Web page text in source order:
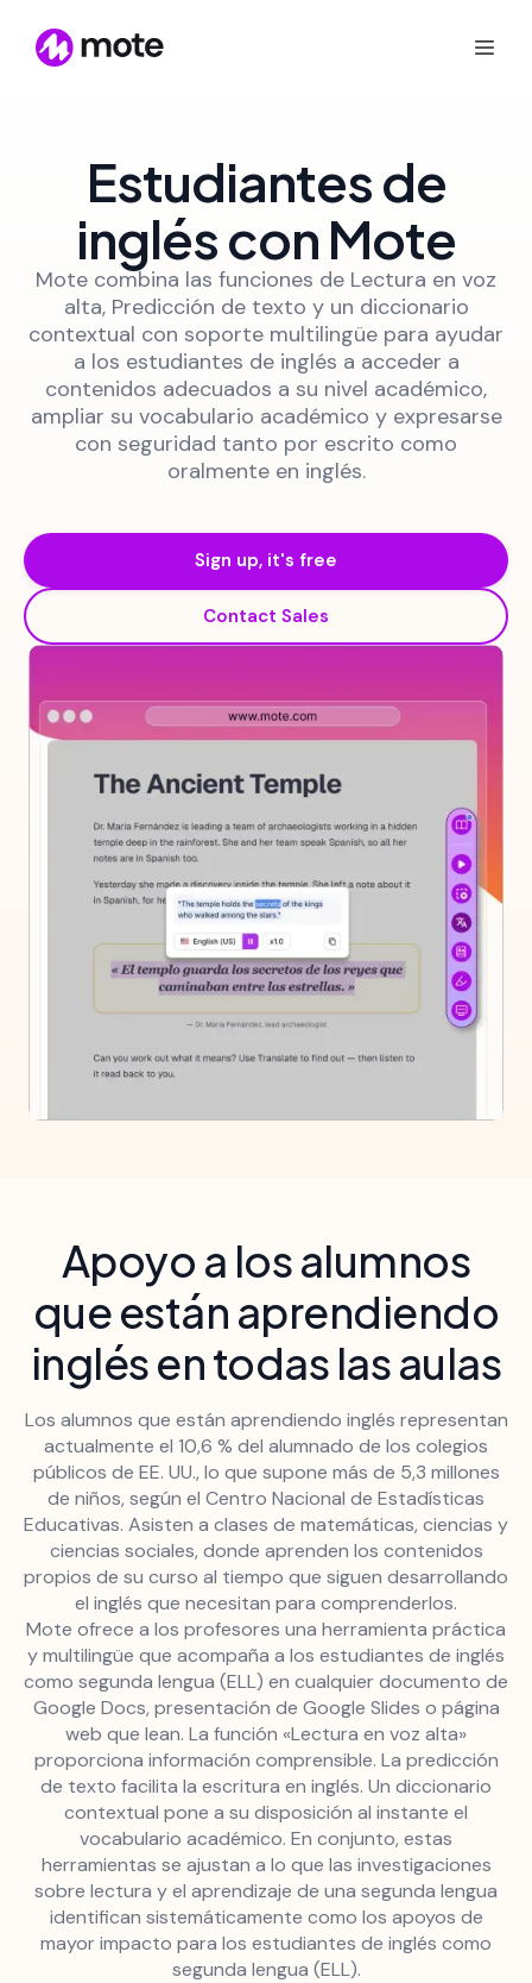
Estudiantes de
inglés con Mote
Mote combina las funciones de Lectura en voz
alta, Predicción de texto y un diccionario
contextual con soporte multilingüe para ayudar
a los estudiantes de inglés a acceder a
contenidos adecuados a su nivel académico,
ampliar su vocabulario académico y expresarse
con seguridad tanto por escrito como
oralmente en inglés.
Sign up, it's free
Contact Sales
Apoyo a los alumnos
que están aprendiendo
inglés en todas las aulas
Los alumnos que están aprendiendo inglés representan
actualmente el 10,6 % del alumnado de los colegios
públicos de EE. UU., lo que supone más de 5,3 millones
de niños, según el Centro Nacional de Estadísticas
Educativas. Asisten a clases de matemáticas, ciencias y
ciencias sociales, donde aprenden los contenidos
propios de su curso al tiempo que siguen desarrollando
el inglés que necesitan para comprenderlos.
Mote ofrece a los profesores una herramienta práctica
y multilingüe que acompaña a los estudiantes de inglés
como segunda lengua (ELL) en cualquier documento de
Google Docs, presentación de Google Slides o página
web que lean. La función «Lectura en voz alta»
proporciona información comprensible. La predicción
de texto facilita la escritura en inglés. Un diccionario
contextual pone a su disposición al instante el
vocabulario académico. En conjunto, estas
herramientas se ajustan a lo que las investigaciones
sobre lectura y el aprendizaje de una segunda lengua
identifican sistemáticamente como los apoyos de
mayor impacto para los estudiantes de inglés como
segunda lengua (ELL).